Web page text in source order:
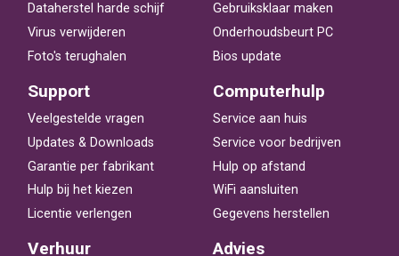
Dataherstel harde schijf
Virus verwijderen
Foto's terughalen
Gebruiksklaar maken
Onderhoudsbeurt PC
Bios update
Support
Veelgestelde vragen
Updates & Downloads
Garantie per fabrikant
Hulp bij het kiezen
Licentie verlengen
Computerhulp
Service aan huis
Service voor bedrijven
Hulp op afstand
WiFi aansluiten
Gegevens herstellen
Verhuur Advies